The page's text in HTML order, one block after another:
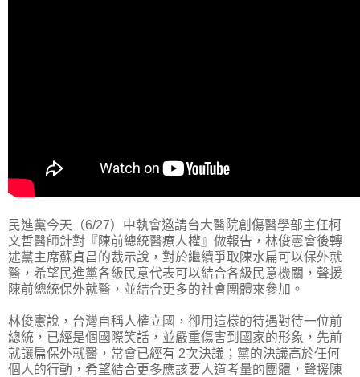
民進黨今天（6/27）中執會邀請台大醫院創傷醫學部主任柯
文哲醫師針對『陳前總統醫療人權』做報告，林俊憲會後轉
述黨主席蘇貞昌的裁示說，對於繼續爭取陳水扁可以保外就
醫，希望民進黨各級民意代表可以結合各級民意機關，聲援
陳前總統保外就醫，並結合更多的社會團體來參加。
林俊憲說，台灣自稱人權立國，卻用這樣的待遇對待一位前
總統，已經是個國際笑話，並嚴重傷害到國家的形象，先前
就讓扁保外就醫，常會已經有 2次決議；黨的決議高於任何
個人的行動，希望結合更多應該要人道考量的團體，聲援陳